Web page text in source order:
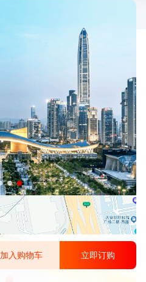
加入购物车 立即订购